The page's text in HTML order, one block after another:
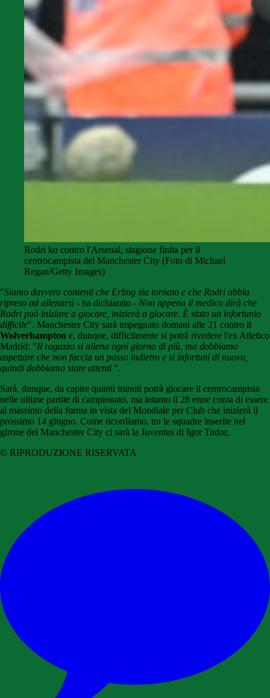
Rodri ko contro l'Arsenal, stagione finita per il
centrocampista del Manchester City (Foto di Michael
Regan/Getty Images)
"Siamo davvero contenti che Erling sia tornato e che Rodri abbia
ripreso ad allenarsi - ha dichiarato - Non appena il medico dirà che
Rodri può iniziare a giocare, inizierà a giocare. È stato un infortunio
difficile". Manchester City sarà impegnato domani alle 21 contro il
Wolverhampton e, dunque, difficilmente si potrà rivedere l'ex Atletico
Madrid: "Il ragazzo si allena ogni giorno di più, ma dobbiamo
aspettare che non faccia un passo indietro e si infortuni di nuovo,
quindi dobbiamo stare attenti ".
Sarà, dunque, da capire quanti minuti potrà giocare il centrocampista
nelle ultime partite di campionato, ma intanto il 28 enne conta di essere
al massimo della forma in vista del Mondiale per Club che inizierà il
prossimo 14 giugno. Come ricordiamo, tra le squadre inserite nel
girone del Manchester City ci sarà la Juventus di Igor Tudor.
© RIPRODUZIONE RISERVATA